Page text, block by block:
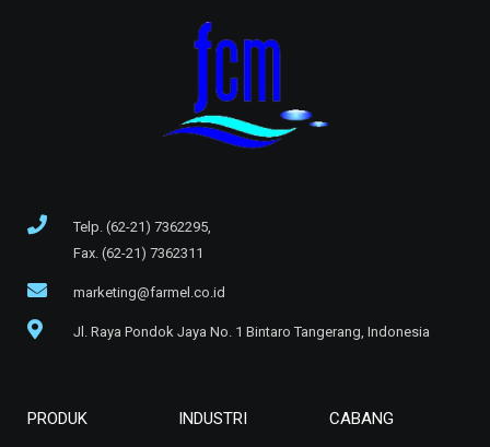
Telp. (62-21) 7362295,
Fax. (62-21) 7362311
marketing@farmel.co.id
Jl. Raya Pondok Jaya No. 1 Bintaro Tangerang, Indonesia
PRODUK INDUSTRI CABANG